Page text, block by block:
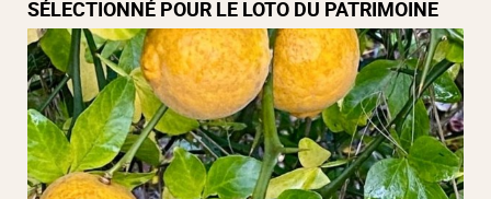
SÉLECTIONNÉ POUR LE LOTO DU PATRIMOINE